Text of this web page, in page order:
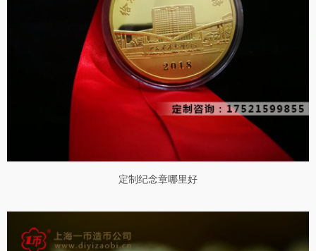
定制纪念章哪里好